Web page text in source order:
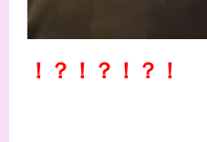
！？！？！？！